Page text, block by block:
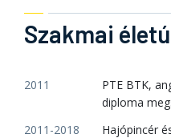
Szakmai
2011
PTE BTK,
diploma
2011-2018
Hajópincér